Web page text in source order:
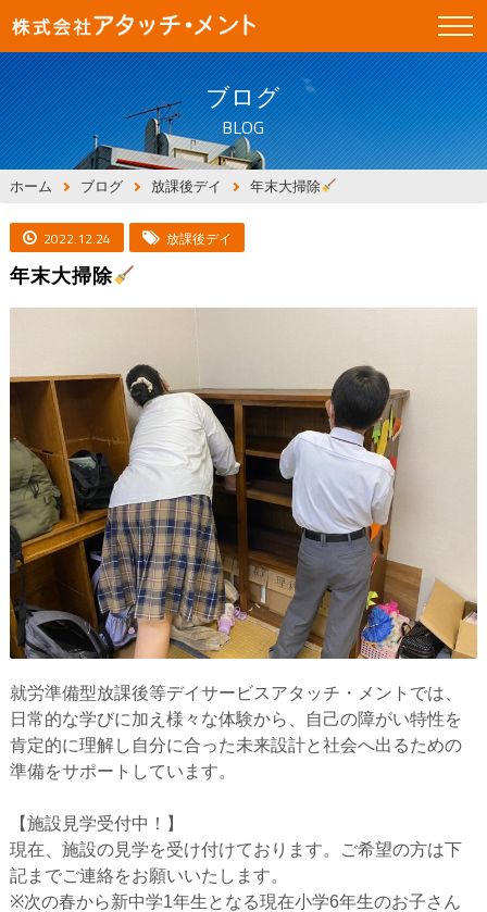
ブログ
BLOG
ホーム ブログ 放課後デイ 年末大掃除
2022.12.24 放課後デイ
年末大掃除
就労準備型放課後等デイサービスアタッチ・メントでは、
日常的な学びに加え様々な体験から、自己の障がい特性を
肯定的に理解し自分に合った未来設計と社会へ出るための
準備をサポートしています。
【施設見学受付中！】
現在、施設の見学を受け付けております。ご希望の方は下
記までご連絡をお願いいたします。
※次の春から新中学1年生となる現在小学6年生のお子さん